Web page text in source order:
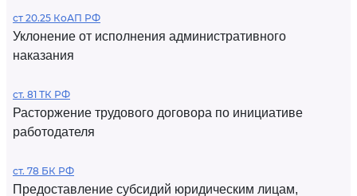
ст 20.25 КоАП РФ
Уклонение от исполнения административного
наказания
ст. 81 ТК РФ
Расторжение трудового договора по инициативе
работодателя
ст. 78 БК РФ
Предоставление субсидий юридическим лицам,